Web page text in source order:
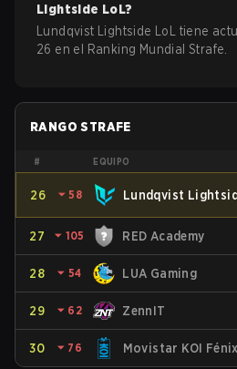
Lightside LoL?
Lundqvist Lightside LoL tiene
26 en el Ranking Mundial Strafe.
RANGO STRAFE
# EQUIPO
26 ⏷ 58 Lundqvist
27 ⏷ 105 RED Academy
28 ⏷ 54 LUA Gaming
29 ⏷ 62 ZennIT
30 ⏷ 76 ⁠Movistar KOI Fénix